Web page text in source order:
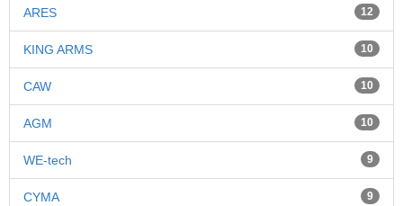
ARES 12
KING ARMS 10
CAW 10
AGM 10
WE-tech 9
CYMA 9